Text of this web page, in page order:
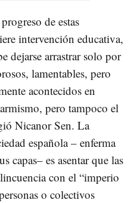
de estas
intervención educativa,
dejarse arrastrar solo por
lamentables, pero
acontecidos en
pero tampoco el
Nicanor Sen. La
española – enferma
capas– es asentar que las
con el “imperio
o colectivos